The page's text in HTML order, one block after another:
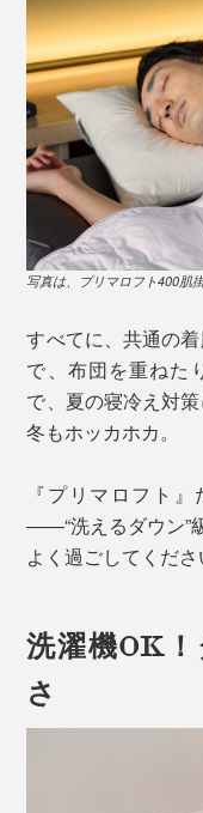
写真は、プリマロフト400肌
すべてに、共通の
で、布団を重ねた
で、夏の寝冷え対
冬もホッカホカ。
『プリマロフト
――“洗えるダウン”
よく過ごしてくださ
洗濯機OK
さ